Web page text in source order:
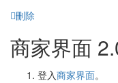
刪除
商家界面
登入商家界面。